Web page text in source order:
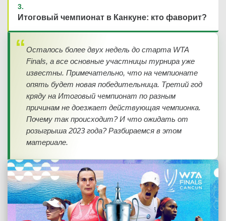
Итоговый чемпионат в Канкуне: кто фаворит?
Осталось более двух недель до старта WTA
Finals, а все основные участницы турнира уже
известны. Примечательно, что на чемпионате
опять будет новая победительница. Третий год
кряду на Итоговый чемпионат по разным
причинам не доезжает действующая чемпионка.
Почему так происходит? И что ожидать от
розыгрыша 2023 года? Разбираемся в этом
материале.